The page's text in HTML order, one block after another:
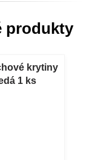
produkty
krytiny
1 ks
krytiny
1 ks